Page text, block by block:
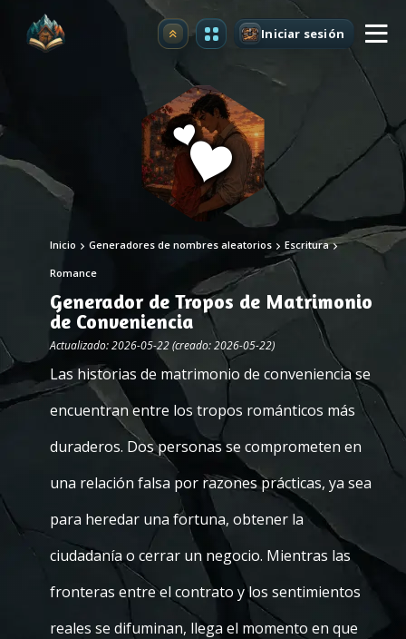
Mejorar Iniciar sesión
Inicio Generadores de nombres aleatorios Escritura
Romance
Generador de Tropos de Matrimonio
de Conveniencia
Actualizado: 2026-05-22 (creado: 2026-05-22)
Las historias de matrimonio de conveniencia se
encuentran entre los tropos románticos más
duraderos. Dos personas se comprometen en
una relación falsa por razones prácticas, ya sea
para heredar una fortuna, obtener la
ciudadanía o cerrar un negocio. Mientras las
fronteras entre el contrato y los sentimientos
reales se difuminan, llega el momento en que